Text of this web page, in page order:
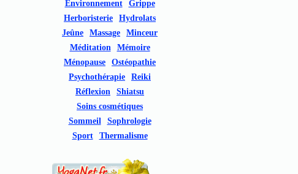
Environnement
Grippe
Herboristerie
Hydrolats
Jeûne
Massage
Minceur
Méditation
Mémoire
Ménopause
Ostéopathie
Psychothérapie
Reiki
Réflexion
Shiatsu
Soins cosmétiques
Sommeil
Sophrologie
Sport
Thermalisme